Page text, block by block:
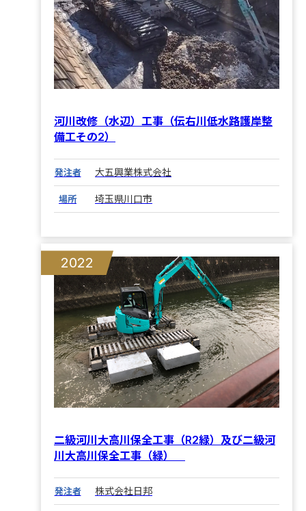
河川改修（水辺）工事（伝右川低水路護岸整
備工その2）
発注者 大五興業株式会社
場所 埼玉県川口市
2022
二級河川大高川保全工事（R2緑）及び二級河
川大高川保全工事（緑）
発注者 株式会社日邦